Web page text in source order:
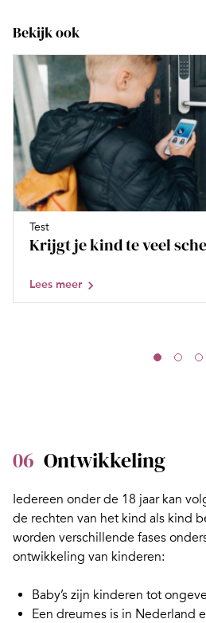
Bekijk ook
Test
Krijgt je kind te veel
Lees meer
06 Ontwikkeling
Iedereen onder de 18 jaar kan
de rechten van het kind als kind
worden verschillende fases
ontwikkeling van kinderen:
Baby’s zijn kinderen tot
Een dreumes is in Nederland